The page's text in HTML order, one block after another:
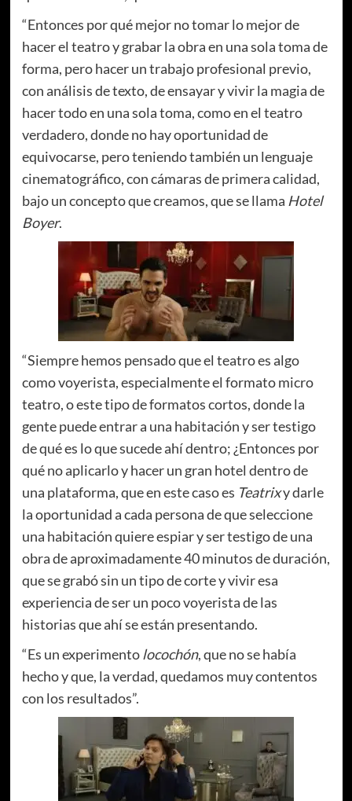
“Entonces por qué mejor no tomar lo mejor de
hacer el teatro y grabar la obra en una sola toma de
forma, pero hacer un trabajo profesional previo,
con análisis de texto, de ensayar y vivir la magia de
hacer todo en una sola toma, como en el teatro
verdadero, donde no hay oportunidad de
equivocarse, pero teniendo también un lenguaje
cinematográfico, con cámaras de primera calidad,
bajo un concepto que creamos, que se llama Hotel
Boyer.
“Siempre hemos pensado que el teatro es algo
como voyerista, especialmente el formato micro
teatro, o este tipo de formatos cortos, donde la
gente puede entrar a una habitación y ser testigo
de qué es lo que sucede ahí dentro; ¿Entonces por
qué no aplicarlo y hacer un gran hotel dentro de
una plataforma, que en este caso es Teatrixy darle
la oportunidad a cada persona de que seleccione
una habitación quiere espiar y ser testigo de una
obra de aproximadamente 40 minutos de duración,
que se grabó sin un tipo de corte y vivir esa
experiencia de ser un poco voyerista de las
historias que ahí se están presentando.
“Es un experimentolocochón, que no se había
hecho y que, la verdad, quedamos muy contentos
con los resultados”.